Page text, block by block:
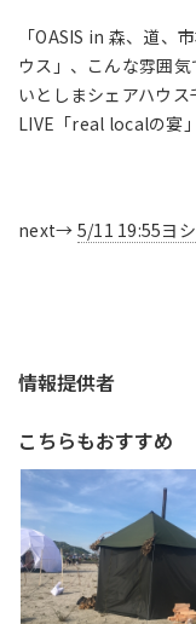
「OASIS in 森、道
ウス」、こんな雰囲気
いとしまシェアハウ
LIVE「real localの宴
next→ 5/11 19:55ヨ
情報提供者
こちらもおすすめ